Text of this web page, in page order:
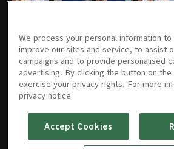
07/14/2026
07/14/2026 • 30분
07/13/202607/10/202607/09/
We process your personal information to
improve our sites and service, to assist
campaigns and to provide personalised
advertising. By clicking the button on the
exercise your privacy rights. For more
privacy notice
Accept Cookies